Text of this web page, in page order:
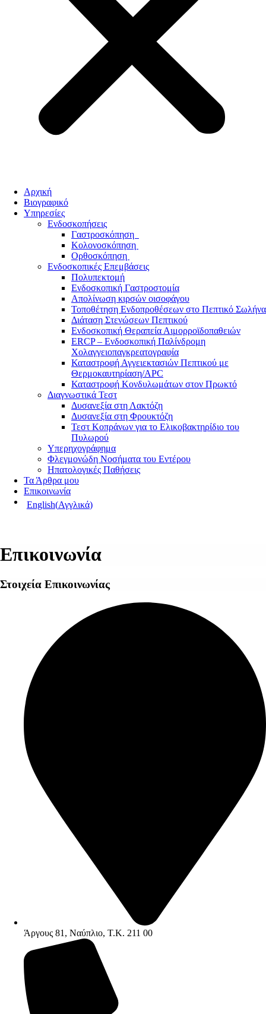
Αρχική
Βιογραφικό
Υπηρεσίες
Ενδοσκοπήσεις
Γαστροσκόπηση
Κολονοσκόπηση
Ορθοσκόπηση
Ενδοσκοπικές Επεμβάσεις
Πολυπεκτομή
Ενδοσκοπική Γαστροστομία
Απολίνωση κιρσών οισοφάγου
Τοποθέτηση Ενδοπροθέσεων στο Πεπτικό Σωλήνα
Διάταση Στενώσεων Πεπτικού
Ενδοσκοπική Θεραπεία Αιμορροϊδοπαθειών
ERCP – Ενδοσκοπική Παλίνδρομη
Χολαγγειοπαγκρεατογραφία
Καταστροφή Αγγειεκτασιών Πεπτικού με
Θερμοκαυτηρίαση/APC
Καταστροφή Κονδυλωμάτων στον Πρωκτό
Διαγνωστικά Τεστ
Δυσανεξία στη Λακτόζη
Δυσανεξία στη Φρουκτόζη
Τεστ Κοπράνων για το Ελικοβακτηρίδιο του
Πυλωρού
Υπερηχογράφημα
Φλεγμονώδη Νοσήματα του Εντέρου
Ηπατολογικές Παθήσεις
Τα Άρθρα μου
Επικοινωνία
English(Αγγλικά)
Επικοινωνία
Στοιχεία Επικοινωνίας
Άργους 81, Ναύπλιο, Τ.Κ. 211 00